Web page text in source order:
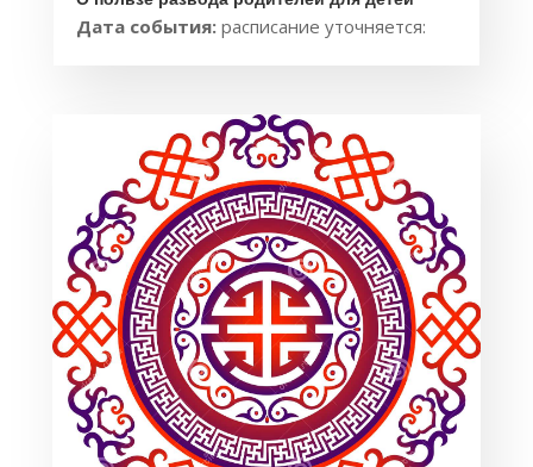
Дата события: расписание уточняется: